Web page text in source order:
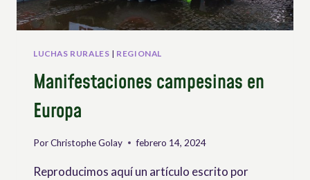
CAMPO
LUCHAS RURALES | REGIONAL
Manifestaciones campesinas en
Europa
PorChristophe Golay febrero 14, 2024
Reproducimos aquí un artículo escrito por